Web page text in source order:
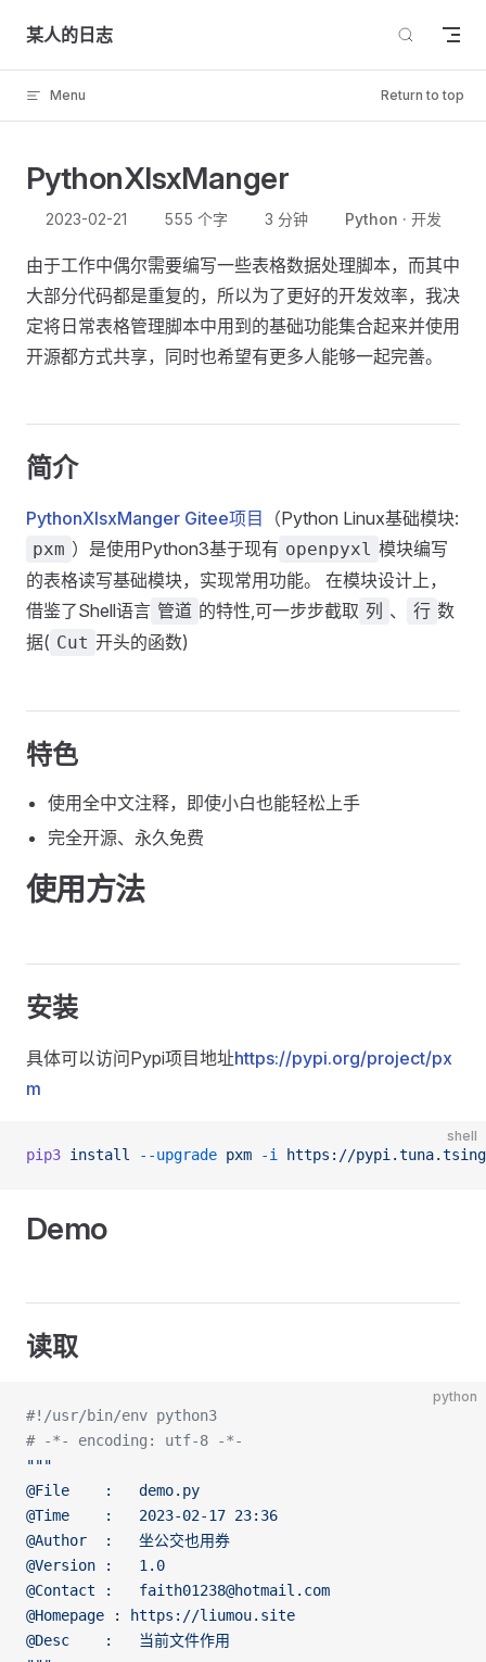
Skip to content
某人的日志
Menu Return to top
PythonXlsxManger
2023-02-21 555 个字 3 分钟 Python 开发
由于工作中偶尔需要编写一些表格数据处理脚本，而其中
大部分代码都是重复的，所以为了更好的开发效率，我决
定将日常表格管理脚本中用到的基础功能集合起来并使用
开源都方式共享，同时也希望有更多人能够一起完善。
简介
PythonXlsxManger Gitee项目 （Python Linux基础模块:
pxm ）是使用Python3基于现有 openpyxl 模块编写
的表格读写基础模块，实现常用功能。 在模块设计上，
借鉴了Shell语言 管道 的特性,可一步步截取 列 、 行 数
据( Cut 开头的函数)
特色
使用全中文注释，即使小白也能轻松上手
完全开源、永久免费
使用方法
安装
具体可以访问Pypi项目地址https://pypi.org/project/px
m
shell
pip3 install --upgrade pxm -i https://
Demo
读取
python
#!/usr/bin/env python3
# -*- encoding: utf-8 -*-
"""
@File    :   demo.py
@Time    :   2023-02-17 23:36
@Author  :   坐公交也用券
@Version :   1.0
@Contact :   faith01238@hotmail.com
@Homepage : https://liumou.site
@Desc    :   当前文件作用